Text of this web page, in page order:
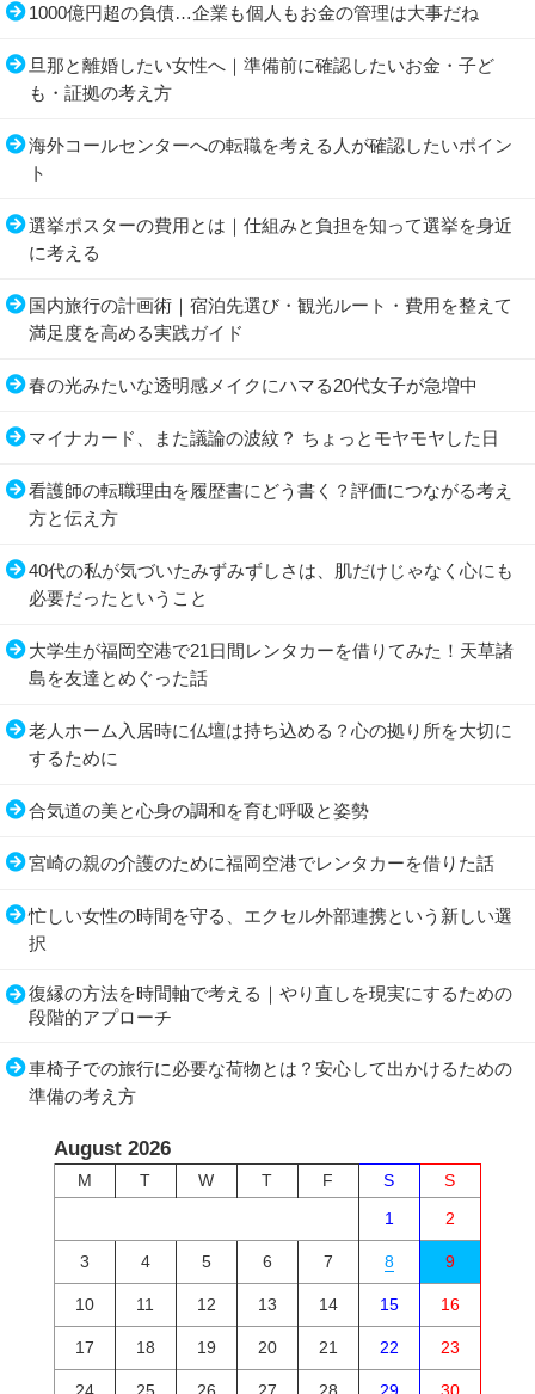
1000億円超の負債…企業も個人もお金の管理は大事だね
旦那と離婚したい女性へ｜準備前に確認したいお金・子ど
も・証拠の考え方
海外コールセンターへの転職を考える人が確認したいポイン
ト
選挙ポスターの費用とは｜仕組みと負担を知って選挙を身近
に考える
国内旅行の計画術｜宿泊先選び・観光ルート・費用を整えて
満足度を高める実践ガイド
春の光みたいな透明感メイクにハマる20代女子が急増中
マイナカード、また議論の波紋？ ちょっとモヤモヤした日
看護師の転職理由を履歴書にどう書く？評価につながる考え
方と伝え方
40代の私が気づいたみずみずしさは、肌だけじゃなく心にも
必要だったということ
大学生が福岡空港で21日間レンタカーを借りてみた！天草諸
島を友達とめぐった話
老人ホーム入居時に仏壇は持ち込める？心の拠り所を大切に
するために
合気道の美と心身の調和を育む呼吸と姿勢
宮崎の親の介護のために福岡空港でレンタカーを借りた話
忙しい女性の時間を守る、エクセル外部連携という新しい選
択
復縁の方法を時間軸で考える｜やり直しを現実にするための
段階的アプローチ
車椅子での旅行に必要な荷物とは？安心して出かけるための
準備の考え方
August 2026
M T W T F S
S
1
2
3 4 5 6 7 8 9
10 11 12 13 14 15 16
17 18 19 20 21 22 23
24 25 26 27 28 29 30